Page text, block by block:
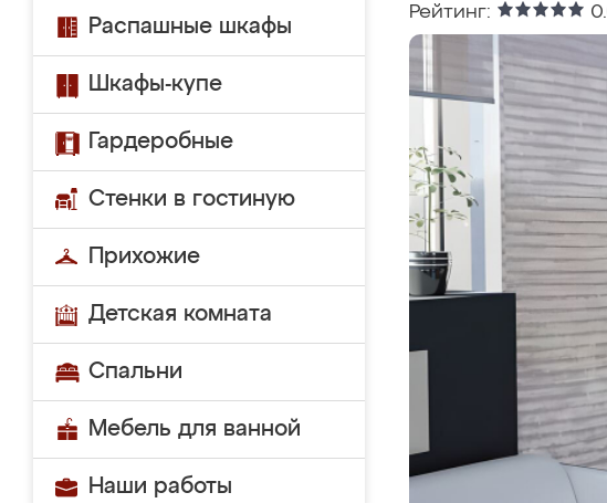
Распашные шкафы
Шкафы-купе
Гардеробные
Стенки в гостиную
Прихожие
Детская комната
Спальни
Мебель для ванной
Наши работы
Рейтинг: